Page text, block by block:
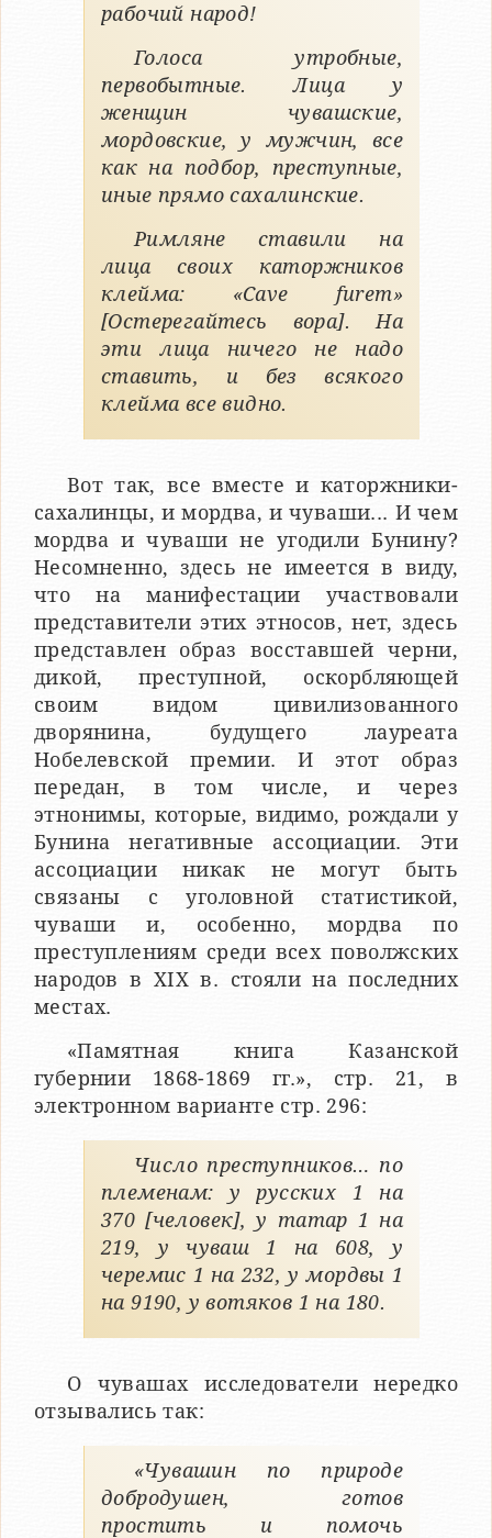
рабочий народ!
Голоса утробные,
первобытные. Лица у
женщин чувашские,
мордовские, у мужчин, все
как на подбор, преступные,
иные прямо сахалинские.
Римляне ставили на
лица своих каторжников
клейма: «Cave furem»
[Остерегайтесь вора]. На
эти лица ничего не надо
ставить, и без всякого
клейма все видно.
Вот так, все вместе и каторжники-
сахалинцы, и мордва, и чуваши... И чем
мордва и чуваши не угодили Бунину?
Несомненно, здесь не имеется в виду,
что на манифестации участвовали
представители этих этносов, нет, здесь
представлен образ восставшей черни,
дикой, преступной, оскорбляющей
своим видом цивилизованного
дворянина, будущего лауреата
Нобелевской премии. И этот образ
передан, в том числе, и через
этнонимы, которые, видимо, рождали у
Бунина негативные ассоциации. Эти
ассоциации никак не могут быть
связаны с уголовной статистикой,
чуваши и, особенно, мордва по
преступлениям среди всех поволжских
народов в XIX в. стояли на последних
местах.
«Памятная книга Казанской
губернии 1868-1869 гг.», стр. 21, в
электронном варианте стр. 296:
Число преступников… по
племенам: у русских 1 на
370 [человек], у татар 1 на
219, у чуваш 1 на 608, у
черемис 1 на 232, у мордвы 1
на 9190, у вотяков 1 на 180.
О чувашах исследователи нередко
отзывались так:
«Чувашин по природе
добродушен, готов
простить и помочь